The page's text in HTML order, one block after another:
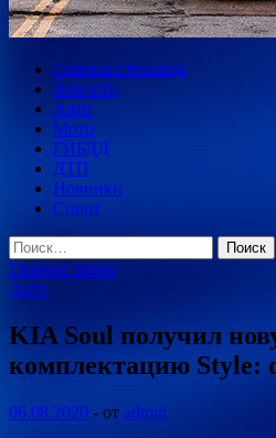
Главная страница
Новости
Авто
Мото
ГИБДД
ДТП
Новинки
Спорт
Найти:
Главное меню
Авто
KIA Soul получил
комплектацию Style:
06.08.2020 - от admin